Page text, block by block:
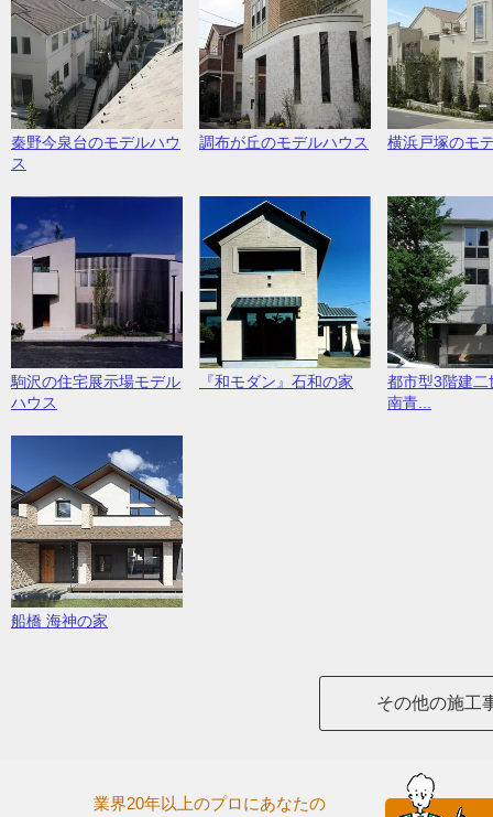
秦野今泉台のモデルハウ
ス
調布が丘のモデルハウス 横浜戸塚のモ
駒沢の住宅展示場モデル
ハウス
『和モダン』石和の家
都市型3階建二
南青...
船橋 海神の家
その他の施工
業界20年以上のプロにあなたの